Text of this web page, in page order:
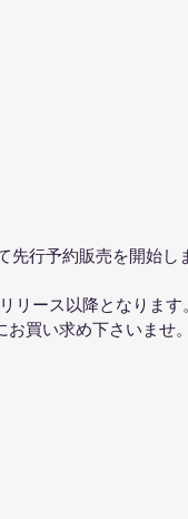
先行予約販売を開始し
リース以降となります。
買い求め下さいませ。